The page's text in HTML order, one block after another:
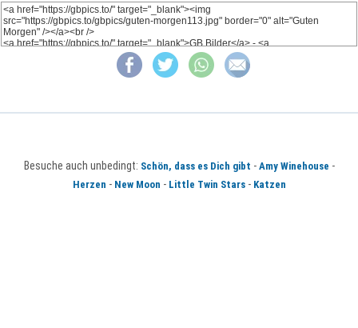
Besuche auch unbedingt: Schön, dass es Dich gibt - Amy Winehouse -
Herzen - New Moon - Little Twin Stars- Katzen